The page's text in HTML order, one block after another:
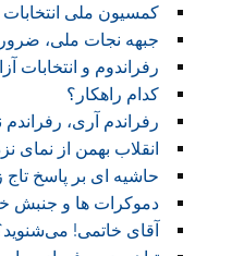
کمسیون ملی
جبهه نجات ملی،
رفراندوم و انتخابات
کدام راهکار؟
رفراندم آری،
انقلاب بهمن از نمای
حاشیه ای بر پاسخ تاج
دموکرات ها و جنبش
آقای خاتمی!